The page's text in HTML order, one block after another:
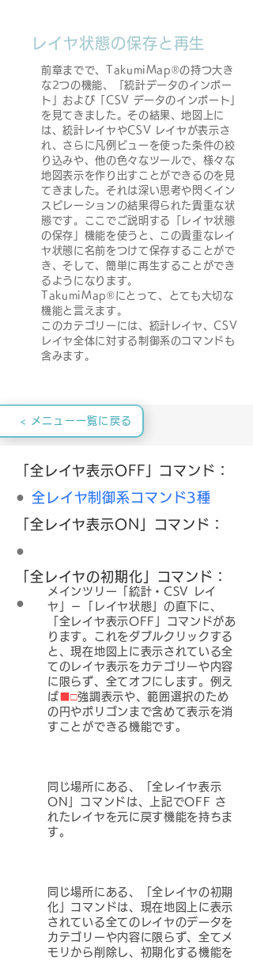
レイヤ状態の保存と再生
前章までで、TakumiMap®の持つ大き
な2つの機能、「統計データのインポー
ト」および「CSV データのインポート」
を見てきました。その結果、地図上に
は、統計レイヤやCSV レイヤが表示さ
れ、さらに凡例ビューを使った条件の絞
り込みや、他の色々なツールで、様々な
地図表示を作り出すことができるのを見
てきました。それは深い思考や閃くイン
スピレーションの結果得られた貴重な状
態です。ここでご説明する「レイヤ状態
の保存」機能を使うと、この貴重なレイ
ヤ状態に名前をつけて保存することがで
き、そして、簡単に再生することができ
るようになります。
TakumiMap®にとって、とても大切な
機能と言えます。
このカテゴリーには、統計レイヤ、CSV
レイヤ全体に対する制御系のコマンドも
含みます。
< メニュー一覧に戻る
「全レイヤ表示OFF」コマンド：
全レイヤ制御系コマンド3種
●
「全レイヤ表示ON」コマンド：
●
メインツリー「統計・CSV レイ
ヤ」－「レイヤ状態」の直下に、
「全レイヤ表示OFF」コマンドがあ
ります。これをダブルクリックする
と、現在地図上に表示されている全
てのレイヤ表示をカテゴリーや内容
に限らず、全てオフにします。例え
ば ■□強調表示や、範囲選択のため
の円やポリゴンまで含めて表示を消
すことができる機能です。
「全レイヤの初期化」コマンド：
●
同じ場所にある、「全レイヤ表示
ON」コマンドは、上記でOFF さ
れたレイヤを元に戻す機能を持ちま
す。
同じ場所にある、「全レイヤの初期
化」コマンドは、現在地図上に表示
されている全てのレイヤのデータを
カテゴリーや内容に限らず、全てメ
モリから削除し、初期化する機能を